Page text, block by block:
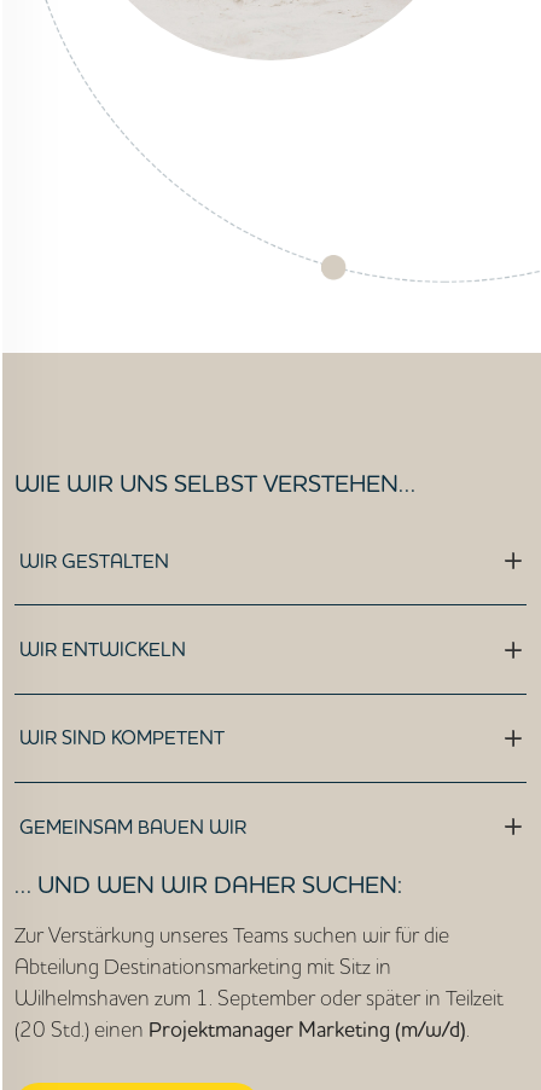
AKTUELLES
MEDIEN
JOBS
WIE WIR UNS SELBST VERSTEHEN…
WIR GESTALTEN
WIR ENTWICKELN
WIR SIND KOMPETENT
GEMEINSAM BAUEN WIR
… UND WEN WIR DAHER SUCHEN:
Zur Verstärkung unseres Teams suchen wir für die
Abteilung Destinationsmarketing mit Sitz in
Wilhelmshaven zum 1. September oder später in Teilzeit
(20 Std.) einen Projektmanager Marketing (m/w/d)